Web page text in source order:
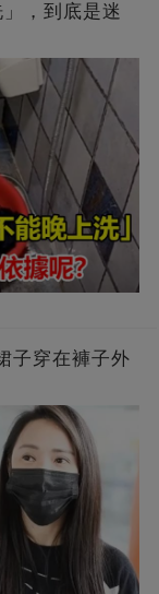
，到底是迷
子穿在褲子外